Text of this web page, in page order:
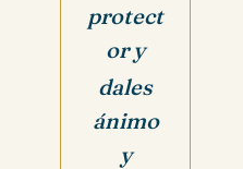
protect
or y
dales
ánimo
y